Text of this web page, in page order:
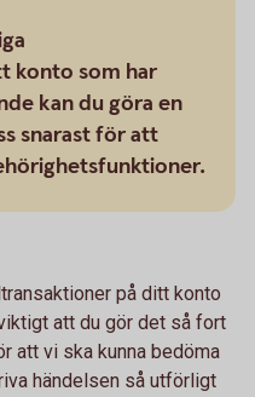
konto som har
kan du göra en
snarast för att
på ditt konto
att du gör det så fort
att vi ska kunna bedöma
händelsen så utförligt